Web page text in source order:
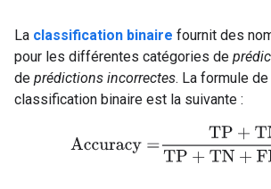
La classification binaire fournit des
pour les différentes catégories de
de prédictions incorrectes. La formule
classification binaire est la suivante :
TP+TN +